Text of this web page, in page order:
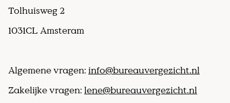
Tolhuisweg 2
1031CL Amsteram
Algemene vragen: info@bureauvergezicht.nl
Zakelijke vragen: lene@bureauvergezicht.nl